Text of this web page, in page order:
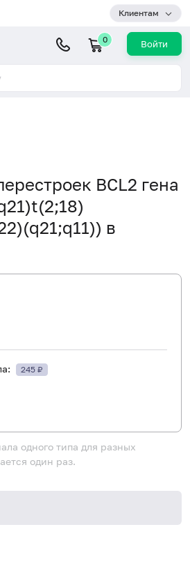
Клиентам
0 Войти
BCL2 гена
в
245 ₽
одного типа для разных
один раз.